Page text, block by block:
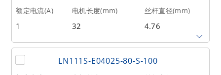
相数 转子惯量(g•cm²) 重量(kg)
2 9 0.1
额定电流(A) 电机长度(mm) 丝杆直径(mm)
1 32 4.76
丝杆导程(mm) 丝杆长度(mm) 额定推力(N
@300RPM)
LN111S-E04025-80-S-100